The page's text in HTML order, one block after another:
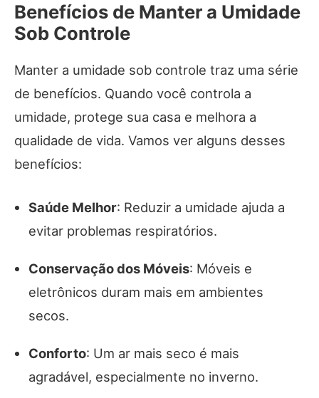
Benefícios de Manter a Umidade
Sob Controle
Manter a umidade sob controle traz uma série
de benefícios. Quando você controla a
umidade, protege sua casa e melhora a
qualidade de vida. Vamos ver alguns desses
benefícios:
Saúde Melhor: Reduzir a umidade ajuda a
evitar problemas respiratórios.
Conservação dos Móveis: Móveis e
eletrônicos duram mais em ambientes
secos.
Conforto: Um ar mais seco é mais
agradável, especialmente no inverno.